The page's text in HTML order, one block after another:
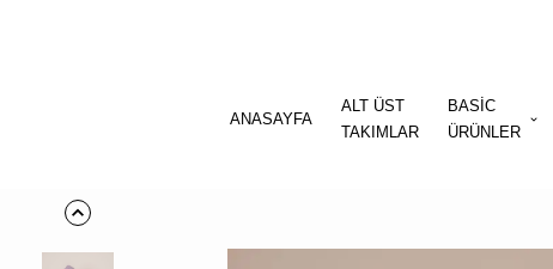
ANASAYFA
ALT ÜST
TAKIMLAR
BASİC
ÜRÜNLER